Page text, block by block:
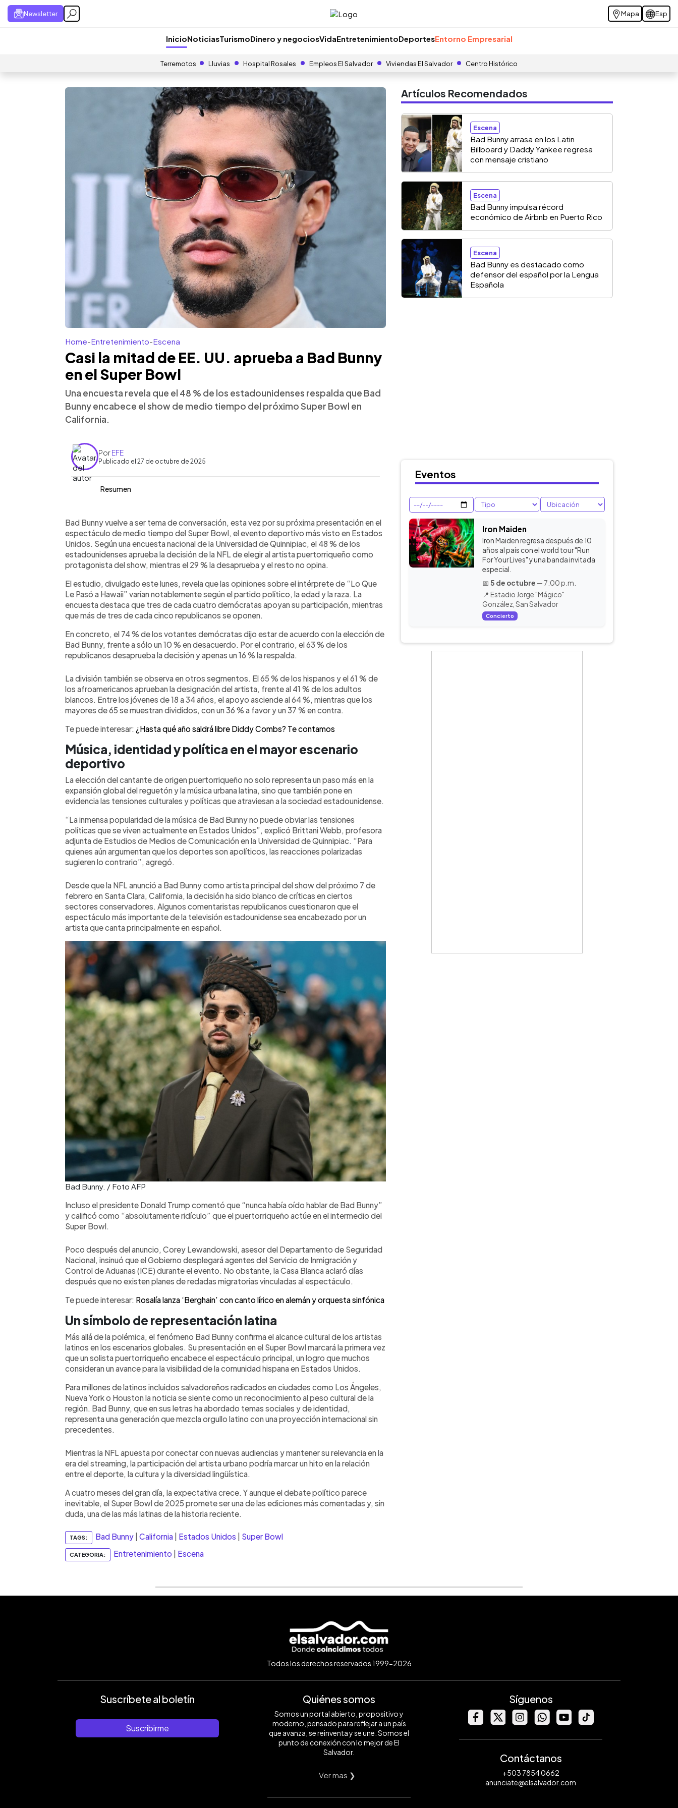
Newsletter Mapa Esp
InicioNoticiasTurismoDinero y negociosVidaEntretenimientoDeportesEntorno Empresarial
Terremotos Lluvias Hospital Rosales Empleos El Salvador Viviendas El Salvador Centro Histórico
Home-Entretenimiento-Escena
Casi la mitad de EE. UU. aprueba a Bad Bunny
en el Super Bowl
Una encuesta revela que el 48 % de los estadounidenses respalda que Bad
Bunny encabece el show de medio tiempo del próximo Super Bowl en
California.
PorEFE
Publicado el 27 de octubre de 2025
Resumen
Escuchar artículo
Una encuesta de la Universidad de Quinnipiac reveló que el 48 % de los
estadounidenses aprueba que Bad Bunny encabece el show de medio
tiempo del próximo Super Bowl en California, mientras el 29 % lo
desaprueba. El apoyo varía según la afiliación política, la edad y la raza: tres
de cada cuatro demócratas lo respaldan, frente a un 63 % de republicanos
aprobación que los adultos mayores y blancos. La elección del artista
puertorriqueño refleja tanto el impacto global de la música latina como las
tensiones culturales y políticas en EE. UU.
Bad Bunny vuelve a ser tema de conversación, esta vez por su próxima presentación en el
espectáculo de medio tiempo del Super Bowl, el evento deportivo más visto en Estados
Unidos. Según una encuesta nacional de la Universidad de Quinnipiac, el 48 % de los
estadounidenses aprueba la decisión de la NFL de elegir al artista puertorriqueño como
protagonista del show, mientras el 29 % la desaprueba y el resto no opina.
El estudio, divulgado este lunes, revela que las opiniones sobre el intérprete de “Lo Que
Le Pasó a Hawaii” varían notablemente según el partido político, la edad y la raza. La
encuesta destaca que tres de cada cuatro demócratas apoyan su participación, mientras
que más de tres de cada cinco republicanos se oponen.
En concreto, el 74 % de los votantes demócratas dijo estar de acuerdo con la elección de
Bad Bunny, frente a sólo un 10 % en desacuerdo. Por el contrario, el 63 % de los
republicanos desaprueba la decisión y apenas un 16 % la respalda.
La división también se observa en otros segmentos. El 65 % de los hispanos y el 61 % de
los afroamericanos aprueban la designación del artista, frente al 41 % de los adultos
blancos. Entre los jóvenes de 18 a 34 años, el apoyo asciende al 64 %, mientras que los
mayores de 65 se muestran divididos, con un 36 % a favor y un 37 % en contra.
Te puede interesar: ¿Hasta qué año saldrá libre Diddy Combs? Te contamos
Música, identidad y política en el mayor escenario
deportivo
La elección del cantante de origen puertorriqueño no solo representa un paso más en la
expansión global del reguetón y la música urbana latina, sino que también pone en
evidencia las tensiones culturales y políticas que atraviesan a la sociedad estadounidense.
“La inmensa popularidad de la música de Bad Bunny no puede obviar las tensiones
políticas que se viven actualmente en Estados Unidos”, explicó Brittani Webb, profesora
adjunta de Estudios de Medios de Comunicación en la Universidad de Quinnipiac. “Para
quienes aún argumentan que los deportes son apolíticos, las reacciones polarizadas
sugieren lo contrario”, agregó.
Desde que la NFL anunció a Bad Bunny como artista principal del show del próximo 7 de
febrero en Santa Clara, California, la decisión ha sido blanco de críticas en ciertos
sectores conservadores. Algunos comentaristas republicanos cuestionaron que el
espectáculo más importante de la televisión estadounidense sea encabezado por un
artista que canta principalmente en español.
Bad Bunny. / Foto AFP
Incluso el presidente Donald Trump comentó que “nunca había oído hablar de Bad Bunny”
y calificó como “absolutamente ridículo” que el puertorriqueño actúe en el intermedio del
Super Bowl.
Poco después del anuncio, Corey Lewandowski, asesor del Departamento de Seguridad
Nacional, insinuó que el Gobierno desplegará agentes del Servicio de Inmigración y
Control de Aduanas (ICE) durante el evento. No obstante, la Casa Blanca aclaró días
después que no existen planes de redadas migratorias vinculadas al espectáculo.
Te puede interesar: Rosalía lanza ‘Berghain’ con canto lírico en alemán y orquesta sinfónica
Un símbolo de representación latina
Más allá de la polémica, el fenómeno Bad Bunny confirma el alcance cultural de los artistas
latinos en los escenarios globales. Su presentación en el Super Bowl marcará la primera vez
que un solista puertorriqueño encabece el espectáculo principal, un logro que muchos
consideran un avance para la visibilidad de la comunidad hispana en Estados Unidos.
Para millones de latinos incluidos salvadoreños radicados en ciudades como Los Ángeles,
Nueva York o Houston la noticia se siente como un reconocimiento al peso cultural de la
región. Bad Bunny, que en sus letras ha abordado temas sociales y de identidad,
representa una generación que mezcla orgullo latino con una proyección internacional sin
precedentes.
Mientras la NFL apuesta por conectar con nuevas audiencias y mantener su relevancia en la
era del streaming, la participación del artista urbano podría marcar un hito en la relación
entre el deporte, la cultura y la diversidad lingüística.
A cuatro meses del gran día, la expectativa crece. Y aunque el debate político parece
inevitable, el Super Bowl de 2025 promete ser una de las ediciones más comentadas y, sin
duda, una de las más latinas de la historia reciente.
TAGS: Bad Bunny California Estados Unidos Super Bowl
CATEGORIA: Entretenimiento Escena
Artículos Recomendados
Escena
Bad Bunny arrasa en los Latin
Billboard y Daddy Yankee regresa
con mensaje cristiano
Escena
Bad Bunny impulsa récord
económico de Airbnb en Puerto Rico
Escena
Bad Bunny es destacado como
defensor del español por la Lengua
Española
Eventos
Iron Maiden
Iron Maiden regresa después de 10
años al país con el world tour "Run
For Your Lives" y una banda invitada
especial.
📅 5 de octubre — 7:00 p.m.
📍 Estadio Jorge "Mágico"
González, San Salvador
Concierto
Todos los derechos reservados 1999-2026
Suscríbete al boletín
Suscribirme
Quiénes somos
Somos un portal abierto, propositivo y
moderno, pensado para reflejar a un país
que avanza, se reinventa y se une. Somos el
punto de conexión con lo mejor de El
Salvador.
Ver mas ❯
Síguenos
Contáctanos
+503 7854 0662
anunciate@elsalvador.com